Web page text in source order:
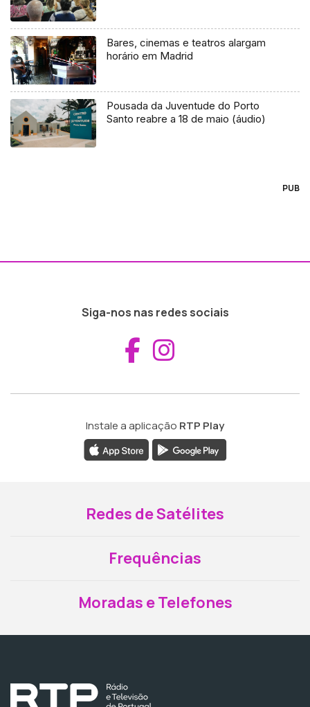
Bares, cinemas e teatros alargam
horário em Madrid
Pousada da Juventude do Porto
Santo reabre a 18 de maio (áudio)
PUB
Siga-nos nas redes sociais
Aceder ao
Instale a aplicação RTP Play
Redes de Satélites
Frequências
Moradas e Telefones